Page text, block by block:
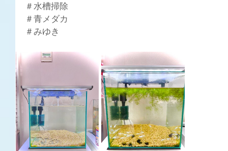
＃水槽掃除
＃青メダカ
＃みゆき